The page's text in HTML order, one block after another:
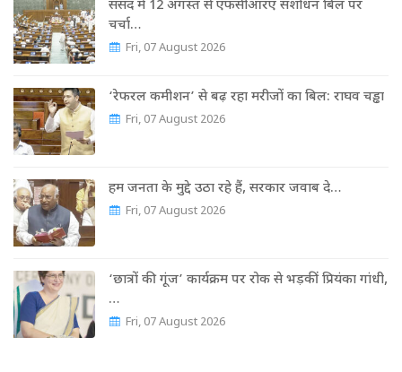
संसद में 12 अगस्त से एफसीआरए संशोधन बिल पर
चर्चा…
Fri, 07 August 2026
‘रेफरल कमीशन’ से बढ़ रहा मरीजों का बिल: राघव चड्ढा
Fri, 07 August 2026
हम जनता के मुद्दे उठा रहे हैं, सरकार जवाब दे…
Fri, 07 August 2026
‘छात्रों की गूंज’ कार्यक्रम पर रोक से भड़कीं प्रियंका गांधी,
…
Fri, 07 August 2026